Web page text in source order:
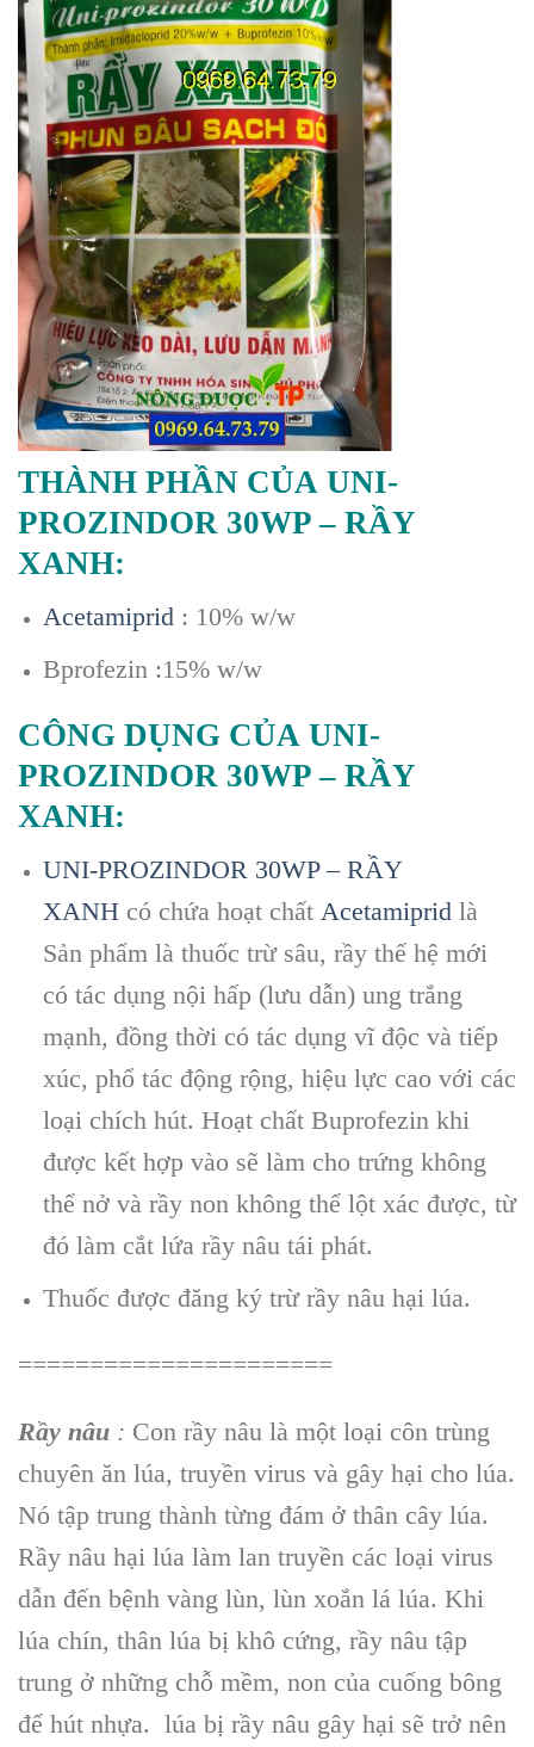
THÀNH PHẦN CỦA UNI-
PROZINDOR 30WP – RẦY
XANH:
Acetamiprid : 10% w/w
Bprofezin :15% w/w
CÔNG DỤNG CỦA UNI-
PROZINDOR 30WP – RẦY
XANH:
UNI-PROZINDOR 30WP – RẦY
XANHcó chứa hoạt chất Acetamiprid là
Sản phẩm là thuốc trừ sâu, rầy thế hệ mới
có tác dụng nội hấp (lưu dẫn) ung trắng
mạnh, đồng thời có tác dụng vĩ độc và tiếp
xúc, phổ tác động rộng, hiệu lực cao với các
loại chích hút. Hoạt chất Buprofezin khi
được kết hợp vào sẽ làm cho trứng không
thể nở và rầy non không thể lột xác được, từ
đó làm cắt lứa rầy nâu tái phát.
Thuốc được đăng ký trừ rầy nâu hại lúa.
======================
Rầy nâu : Con rầy nâu là một loại côn trùng
chuyên ăn lúa, truyền virus và gây hại cho lúa.
Nó tập trung thành từng đám ở thân cây lúa.
Rầy nâu hại lúa làm lan truyền các loại virus
dẫn đến bệnh vàng lùn, lùn xoắn lá lúa. Khi
lúa chín, thân lúa bị khô cứng, rầy nâu tập
trung ở những chỗ mềm, non của cuống bông
để hút nhựa. lúa bị rầy nâu gây hại sẽ trở nên